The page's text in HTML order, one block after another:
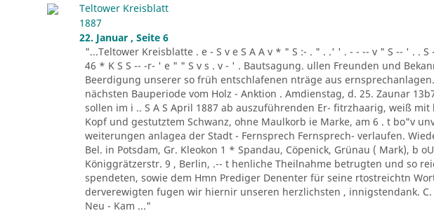
Teltower Kreisblatt
1887
22. Januar , Seite 6
"...Teltower Kreisblatte . e - S v e S A A v * " S :- . " . .' ' . - - -- v " S -- ' . . S
46 * K S S -- -r- ' e " " S v s . v - ' . Bautsagung. ullen Freunden und
Beerdigung unserer so früh entschlafenen nträge aus
nächsten Bauperiode vom Holz - Anktion . Amdienstag, d. 25. Zaunar
sollen im i .. S A S April 1887 ab auszuführenden Er- fitrzhaarig, weiß
Kopf und gestutztem Schwanz, ohne Maulkorb ie Marke, am 6 . t bo"v
weiterungen anlagea der Stadt - Fernsprech Fernsprech- verlaufen.
Bel. in Potsdam, Gr. Kleokon 1 * Spandau, Cöpenick, Grünau ( Mark), b
Königgrätzerstr. 9 , Berlin, .-- t henliche Theilnahme betrugten und so
spendeten, sowie dem Hmn Prediger Denenter für seine rtostreichtn
derverewigten fugen wir hiernir unseren herzlichsten , innigstendank. C.
Neu - Kam ..."